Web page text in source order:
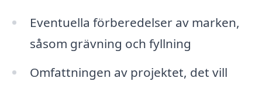
Eventuella förberedelser av marken,
såsom grävning och fyllning
Omfattningen av projektet, det vill